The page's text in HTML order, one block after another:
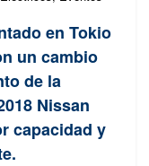
en Tokio
un cambio
de la
Nissan
capacidad y